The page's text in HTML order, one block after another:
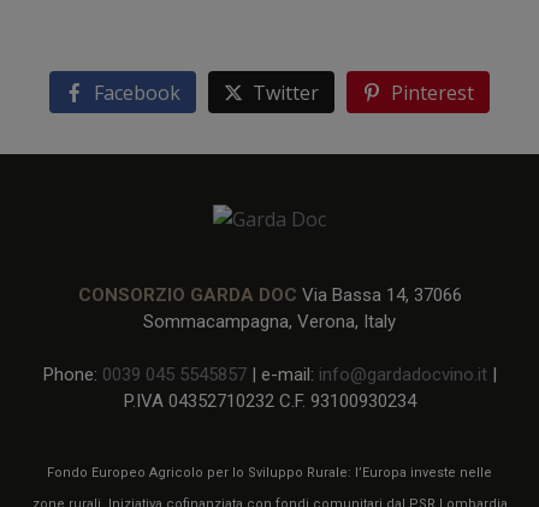
Facebook Twitter Pinterest
CONSORZIO GARDA DOC Via Bassa 14, 37066
Sommacampagna, Verona, Italy
Phone: 0039 045 5545857| e-mail: info@gardadocvino.it|
P.IVA 04352710232 C.F. 93100930234
Fondo Europeo Agricolo per lo Sviluppo Rurale: l’Europa investe nelle
zone rurali. Iniziativa cofinanziata con fondi comunitari dal PSR Lombardia